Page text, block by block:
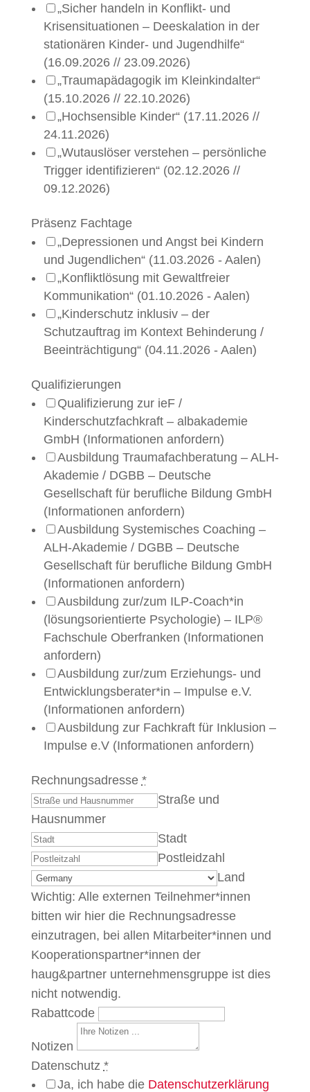
„Sicher handeln in Konflikt- und
Krisensituationen – Deeskalation in der
stationären Kinder- und Jugendhilfe“
(16.09.2026 // 23.09.2026)
„Traumapädagogik im Kleinkindalter“
(15.10.2026 // 22.10.2026)
„Hochsensible Kinder“ (17.11.2026 //
24.11.2026)
„Wutauslöser verstehen – persönliche
Trigger identifizieren“ (02.12.2026 //
09.12.2026)
Präsenz Fachtage
„Depressionen und Angst bei Kindern
und Jugendlichen“ (11.03.2026 - Aalen)
„Konfliktlösung mit Gewaltfreier
Kommunikation“ (01.10.2026 - Aalen)
„Kinderschutz inklusiv – der
Schutzauftrag im Kontext Behinderung /
Beeinträchtigung“ (04.11.2026 - Aalen)
Qualifizierungen
Qualifizierung zur ieF /
Kinderschutzfachkraft – albakademie
GmbH (Informationen anfordern)
Ausbildung Traumafachberatung – ALH-
Akademie / DGBB – Deutsche
Gesellschaft für berufliche Bildung GmbH
(Informationen anfordern)
Ausbildung Systemisches Coaching –
ALH-Akademie / DGBB – Deutsche
Gesellschaft für berufliche Bildung GmbH
(Informationen anfordern)
Ausbildung zur/zum ILP-Coach*in
(lösungsorientierte Psychologie) – ILP®
Fachschule Oberfranken (Informationen
anfordern)
Ausbildung zur/zum Erziehungs- und
Entwicklungsberater*in – Impulse e.V.
(Informationen anfordern)
Ausbildung zur Fachkraft für Inklusion –
Impulse e.V (Informationen anfordern)
Rechnungsadresse *
Straße und
Hausnummer
Stadt
Postleidzahl
Land
Wichtig: Alle externen Teilnehmer*innen
bitten wir hier die Rechnungsadresse
einzutragen, bei allen Mitarbeiter*innen und
Kooperationspartner*innen der
haug&partner unternehmensgruppe ist dies
nicht notwendig.
Rabattcode
Notizen
Datenschutz *
Ja, ich habe die Datenschutzerklärung